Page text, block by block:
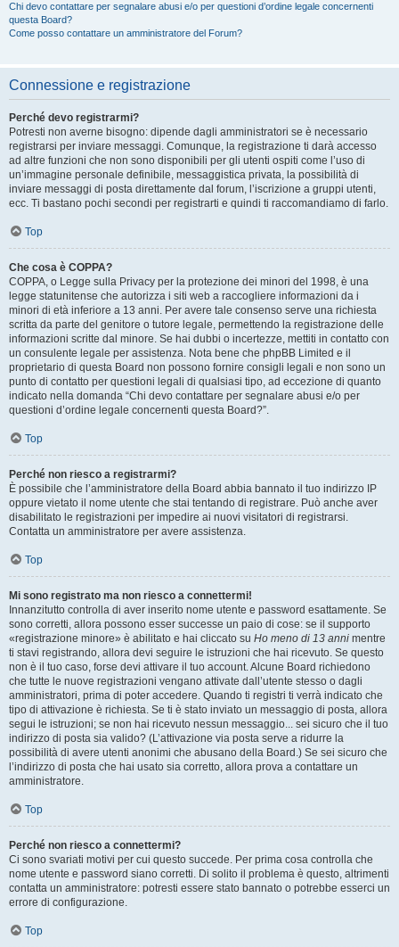
Chi devo contattare per segnalare abusi e/o per questioni d’ordine legale concernenti
questa Board?
Come posso contattare un amministratore del Forum?
Connessione e registrazione
Perché devo registrarmi?
Potresti non averne bisogno: dipende dagli amministratori se è necessario
registrarsi per inviare messaggi. Comunque, la registrazione ti darà accesso
ad altre funzioni che non sono disponibili per gli utenti ospiti come l’uso di
un’immagine personale definibile, messaggistica privata, la possibilità di
inviare messaggi di posta direttamente dal forum, l’iscrizione a gruppi utenti,
ecc. Ti bastano pochi secondi per registrarti e quindi ti raccomandiamo di farlo.
Top
Che cosa è COPPA?
COPPA, o Legge sulla Privacy per la protezione dei minori del 1998, è una
legge statunitense che autorizza i siti web a raccogliere informazioni da i
minori di età inferiore a 13 anni. Per avere tale consenso serve una richiesta
scritta da parte del genitore o tutore legale, permettendo la registrazione delle
informazioni scritte dal minore. Se hai dubbi o incertezze, mettiti in contatto con
un consulente legale per assistenza. Nota bene che phpBB Limited e il
proprietario di questa Board non possono fornire consigli legali e non sono un
punto di contatto per questioni legali di qualsiasi tipo, ad eccezione di quanto
indicato nella domanda “Chi devo contattare per segnalare abusi e/o per
questioni d’ordine legale concernenti questa Board?”.
Top
Perché non riesco a registrarmi?
È possibile che l’amministratore della Board abbia bannato il tuo indirizzo IP
oppure vietato il nome utente che stai tentando di registrare. Può anche aver
disabilitato le registrazioni per impedire ai nuovi visitatori di registrarsi.
Contatta un amministratore per avere assistenza.
Top
Mi sono registrato ma non riesco a connettermi!
Innanzitutto controlla di aver inserito nome utente e password esattamente. Se
sono corretti, allora possono esser successe un paio di cose: se il supporto
«registrazione minore» è abilitato e hai cliccato su Ho meno di 13 anni mentre
ti stavi registrando, allora devi seguire le istruzioni che hai ricevuto. Se questo
non è il tuo caso, forse devi attivare il tuo account. Alcune Board richiedono
che tutte le nuove registrazioni vengano attivate dall’utente stesso o dagli
amministratori, prima di poter accedere. Quando ti registri ti verrà indicato che
tipo di attivazione è richiesta. Se ti è stato inviato un messaggio di posta, allora
segui le istruzioni; se non hai ricevuto nessun messaggio... sei sicuro che il tuo
indirizzo di posta sia valido? (L’attivazione via posta serve a ridurre la
possibilità di avere utenti anonimi che abusano della Board.) Se sei sicuro che
l’indirizzo di posta che hai usato sia corretto, allora prova a contattare un
amministratore.
Top
Perché non riesco a connettermi?
Ci sono svariati motivi per cui questo succede. Per prima cosa controlla che
nome utente e password siano corretti. Di solito il problema è questo, altrimenti
contatta un amministratore: potresti essere stato bannato o potrebbe esserci un
errore di configurazione.
Top